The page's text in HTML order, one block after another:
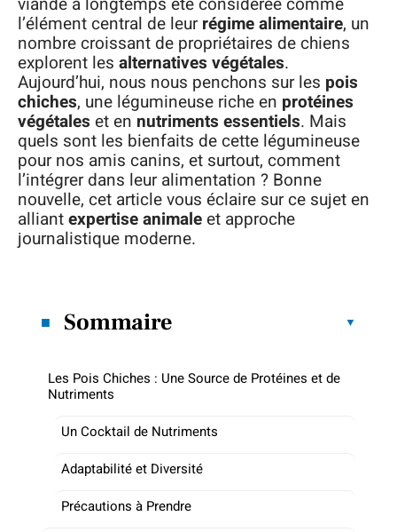
l’élément central de leurrégime alimentaire, un
nombre croissant de propriétaires de chiens
explorent les alternatives végétales.
Aujourd’hui, nous nous penchons sur les pois
chiches, une légumineuse riche en protéines
végétales et en nutriments essentiels. Mais
quels sont les bienfaits de cette légumineuse
pour nos amis canins, et surtout, comment
l’intégrer dans leur alimentation ? Bonne
nouvelle, cet article vous éclaire sur ce sujet en
alliantexpertise animaleet approche
journalistique moderne.
Sommaire
Les Pois Chiches : Une Source de Protéines et de
Nutriments
Un Cocktail de Nutriments
Adaptabilité et Diversité
Précautions à Prendre